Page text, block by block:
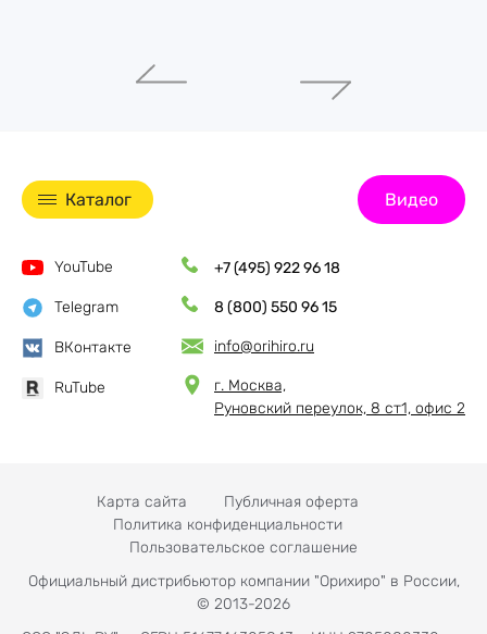
Каталог Видео
YouTube
Telegram
ВКонтакте
RuTube
+7 (495) 922 96 18
8 (800) 550 96 15
info@orihiro.ru
г. Москва,
Руновский переулок, 8 ст1, офис 2
Карта сайта
Публичная оферта
Политика конфиденциальности
Пользовательское соглашение
Официальный дистрибьютор компании "Орихиро" в России,
© 2013-2026